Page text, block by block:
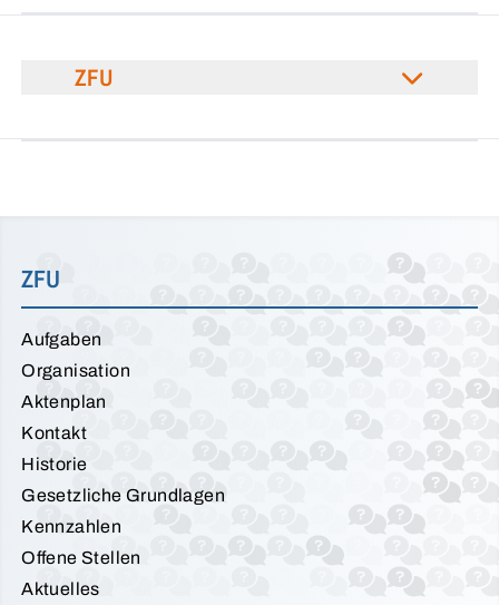
ZFU
ZFU
Aufgaben
Organisation
Aktenplan
Kontakt
Historie
Gesetzliche Grundlagen
Kennzahlen
Offene Stellen
Aktuelles